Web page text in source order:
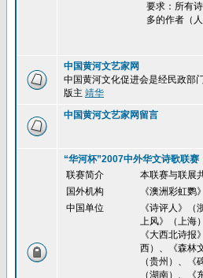
要求：所有
多的作者（人
中国黄河文艺家网
中国黄河文化促进会是经民政部
版主 靖华
中国黄河文艺家网留言
“华河杯”2007中外华文诗歌联赛
联赛简介
本联赛与联展
国外机构
《澳洲彩虹
中国单位
《诗评人》
上风》（上海
《大西北诗
西）、《森林
（贵州）、
（湖南）、